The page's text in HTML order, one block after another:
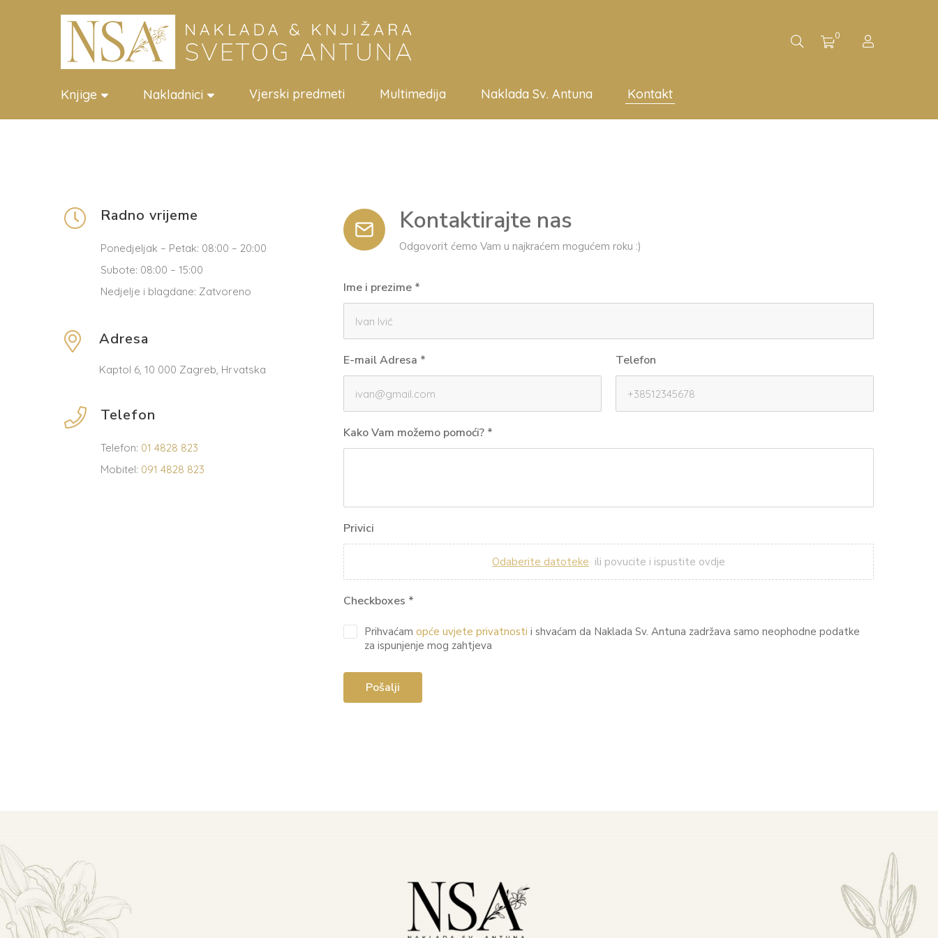
0
Knjige Nakladnici Vjerski predmeti Multimedija Naklada Sv. Antuna Kontakt
Radno vrijeme
Ponedjeljak – Petak: 08:00 – 20:00
Subote: 08:00 – 15:00
Nedjelje i blagdane: Zatvoreno
Adresa
Kaptol 6, 10 000 Zagreb, Hrvatska
Telefon
Telefon: 01 4828 823
Mobitel: 091 4828 823
Kontaktirajte nas
Odgovorit ćemo Vam u najkraćem mogućem roku :)
Ime i prezime *
E-mail Adresa * Telefon
Kako Vam možemo pomoći? *
Privici
Odaberite datoteke ili povucite i ispustite ovdje
Checkboxes *
Prihvaćam opće uvjete privatnosti i shvaćam da Naklada Sv. Antuna zadržava samo neophodne podatke
za ispunjenje mog zahtjeva
Pošalji